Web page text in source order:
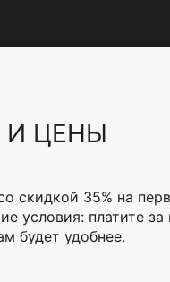
И ЦЕНЫ
скидкой 35% на
условия: платите
будет удобнее.